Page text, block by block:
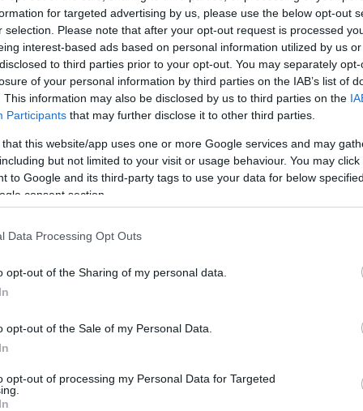
for targeted advertising by us, please use the below opt-out
selection. Please note that after your opt-out request is processed
interest-based ads based on personal information utilized by us
to third parties prior to your opt-out. You may separately
of your personal information by third parties on the IAB’s list of
This information may also be disclosed by us to third parties on the
Participants that may further disclose it to other third parties.
that this website/app uses one or more Google services and may
but not limited to your visit or usage behaviour. You may
to Google and its third-party tags to use your data for below
consent section.
Data Processing Opt Outs
opt-out of the Sharing of my personal data.
opt-out of the Sale of my Personal Data.
opt-out of processing my Personal Data for Targeted
τιμητική πλακέτα,
πωλήσεις του
, με αφορμή την
του σε remastered και
να κυκλοφορήσει στις
Αθηνών, λίγες μόλις
του συγκροτήματος
νέας παγκόσμιας